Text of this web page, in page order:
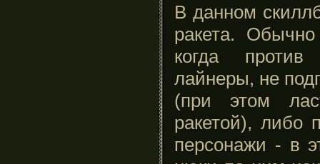
В данном
ракета.
когда
лайнеры, не
(при этом
ракетой), либо
персонажи - в